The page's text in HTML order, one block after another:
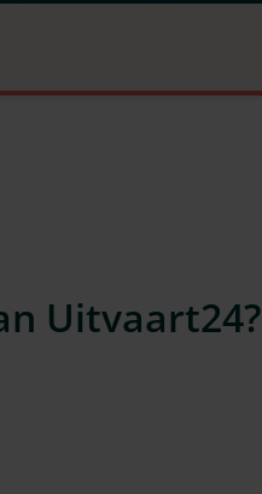
Uitvaart24?